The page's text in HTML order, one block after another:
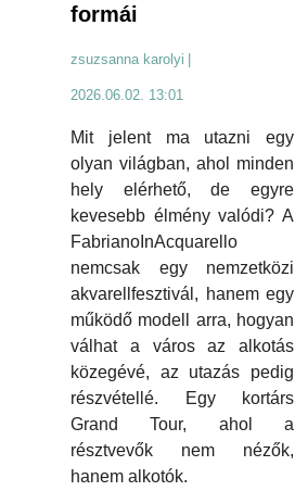
formái
zsuzsanna karolyi
2026.06.02. 13:01
Mit jelent ma utazni egy
olyan világban, ahol minden
hely elérhető, de egyre
kevesebb élmény valódi? A
FabrianoInAcquarello
nemcsak egy nemzetközi
akvarellfesztivál, hanem egy
működő modell arra, hogyan
válhat a város az alkotás
közegévé, az utazás pedig
részvétellé. Egy kortárs
Grand Tour, ahol a
résztvevők nem nézők,
hanem alkotók.